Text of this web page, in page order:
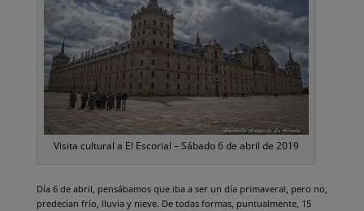
Visita cultural a El Escorial – Sábado 6 de abril de 2019
Día 6 de abril, pensábamos que iba a ser un día primaveral, pero no,
predecían frío, lluvia y nieve. De todas formas, puntualmente, 15